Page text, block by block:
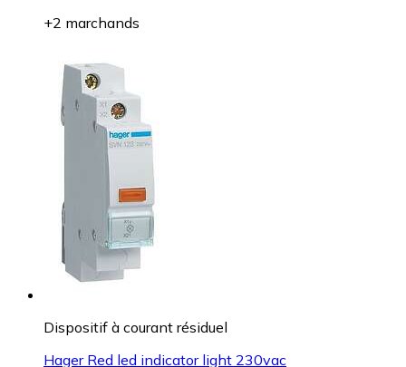
+2 marchands
Dispositif à courant résiduel
Hager Red led indicator light 230vac